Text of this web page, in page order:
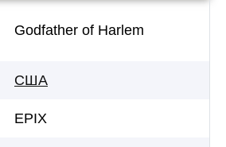
Godfather of Harlem
США
EPIX